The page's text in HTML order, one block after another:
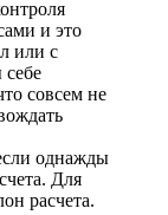
и это
или с
совсем не
однажды
Для
расчета.